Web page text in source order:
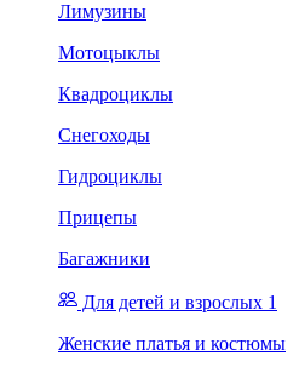
Лимузины
Мотоцыклы
Квадроциклы
Снегоходы
Гидроциклы
Прицепы
Багажники
Для детей и взрослых 1
Женские платья и костюмы